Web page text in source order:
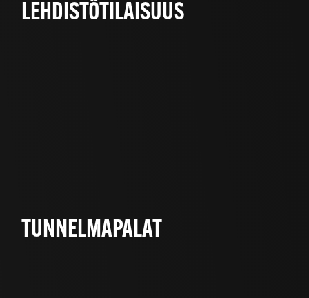
LEHDISTÖTILAISUUS
TUNNELMAPALAT